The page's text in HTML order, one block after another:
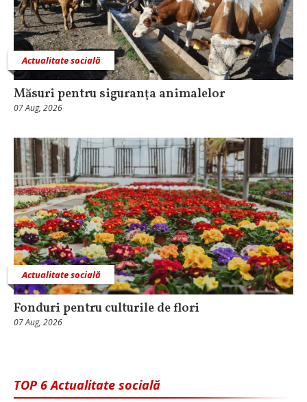
Actualitate socială
Măsuri pentru siguranţa animalelor
07 Aug, 2026
Actualitate socială
Fonduri pentru culturile de flori
07 Aug, 2026
TOP 6 Actualitate socială